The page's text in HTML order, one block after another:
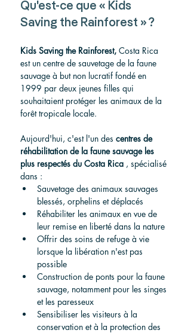
Qu'est-ce que « Kids
Saving the Rainforest » ?
Kids Saving the Rainforest, Costa Rica
est un centre de sauvetage de la faune
sauvage à but non lucratif fondé en
1999 par deux jeunes filles qui
souhaitaient protéger les animaux de la
forêt tropicale locale.
Aujourd'hui, c'est l'un des centres de
réhabilitation de la faune sauvage les
plus respectés du Costa Rica , spécialisé
dans :
Sauvetage des animaux sauvages
blessés, orphelins et déplacés
Réhabiliter les animaux en vue de
leur remise en liberté dans la nature
Offrir des soins de refuge à vie
lorsque la libération n'est pas
possible
Construction de ponts pour la faune
sauvage, notamment pour les singes
et les paresseux
Sensibiliser les visiteurs à la
conservation et à la protection des